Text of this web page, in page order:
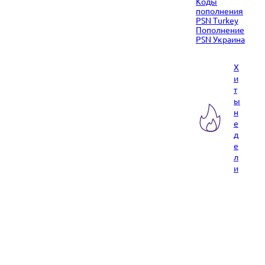
пополнения
PSN Turkey
Пополнение
PSN Украина
Х
и
т
ы
н
е
д
е
л
и